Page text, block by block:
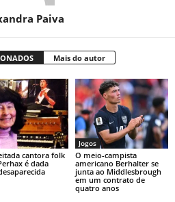
Paiva
Mais do autor
cantora folk
é dada
Jogos
O meio-campista
americano Berhalter se
junta ao Middlesbrough
em um contrato de
quatro anos